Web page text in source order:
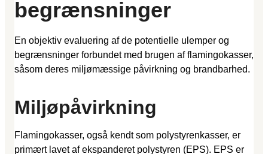
begrænsninger
En objektiv evaluering af de potentielle ulemper og
begrænsninger forbundet med brugen af flamingokasser,
såsom deres miljømæssige påvirkning og brandbarhed.
Miljøpåvirkning
Flamingokasser, også kendt som polystyrenkasser, er
primært lavet af ekspanderet polystyren (EPS). EPS er